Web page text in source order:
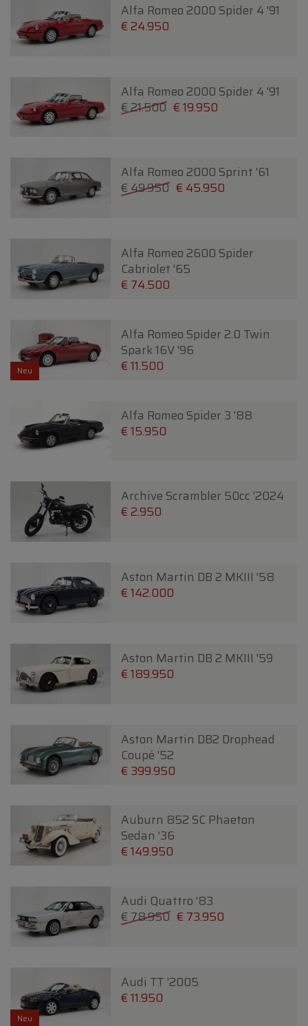
Alfa Romeo 2000 Spider 4 '91
€ 24.950
Alfa Romeo 2000 Spider 4 '91
€ 21.500 € 19.950
Alfa Romeo 2000 Sprint '61
€ 49.950 € 45.950
Alfa Romeo 2600 Spider
Cabriolet '65
€ 74.500
Neu
Alfa Romeo Spider 2.0 Twin
Spark 16V '96
€ 11.500
Alfa Romeo Spider 3 '88
€ 15.950
Archive Scrambler 50cc '2024
€ 2.950
Aston Martin DB 2 MKIII '58
€ 142.000
Aston Martin DB 2 MKIII '59
€ 189.950
Aston Martin DB2 Drophead
Coupé '52
€ 399.950
Auburn 852 SC Phaeton
Sedan '36
€ 149.950
Audi Quattro '83
€ 78.950 € 73.950
Neu
Audi TT '2005
€ 11.950